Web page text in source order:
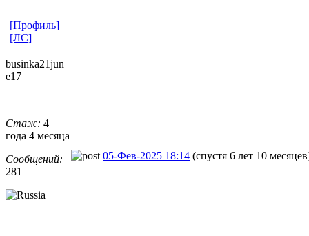
[Профиль]
[ЛС]
businka21jun
e17
Стаж: 4
года 4 месяца
Сообщений:
281
05-Фев-2025 18:14 (спустя 6 лет 10